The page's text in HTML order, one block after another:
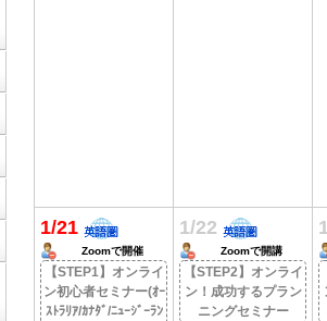
1/21
Zoomで開催
【STEP1】オンライ
ン初心者セミナー(ｵｰ
ｽﾄﾗﾘｱ/ｶﾅﾀﾞ/ﾆｭｰｼﾞｰﾗﾝ
1/22
Zoomで開講
【STEP2】オンライ
ン！成功するプラン
ニングセミナー